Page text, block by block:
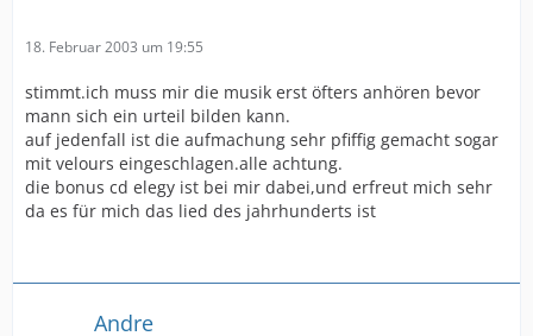
Das Warten hat sich auf alle Fälle gelohnt. Wie ich finde
Perfekt Ausgearbeitet und Produziert bis ins letzte
Detail.
Ein Album für die EWIGKEIT.
Vielen Dank an Marian Gold und Alphaville
In der heutigen schnelllebigen Musikindustrie ist ein
solches Album etwas ganz besonderes.
18. Februar 2003 um 19:55
stimmt.ich muss mir die musik erst öfters anhören bevor
mann sich ein urteil bilden kann.
auf jedenfall ist die aufmachung sehr pfiffig gemacht sogar
mit velours eingeschlagen.alle achtung.
die bonus cd elegy ist bei mir dabei,und erfreut mich sehr
da es für mich das lied des jahrhunderts ist
Andre